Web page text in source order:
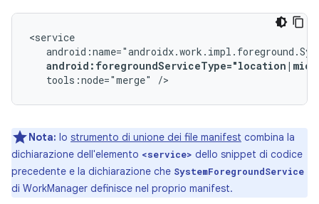
tools:node="merge"
/>
Nota: lo strumento di unione dei file manifest combina la
dichiarazione dell'elemento <service> dello snippet di codice
precedente e la dichiarazione che SystemForegroundService
di WorkManager definisce nel proprio manifest.